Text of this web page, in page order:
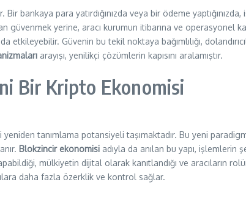
bankaya para yatırdığınızda veya bir ödeme
yerine, aracı kurumun itibarına ve operasyonel
etkileyebilir. Güvenin bu tekil noktaya bağımlılığı,
arayışı, yenilikçi çözümlerin kapısını aralamıştır.
Bir Kripto Ekonomisi
yeniden tanımlama potansiyeli taşımaktadır. Bu yeni
Blokzincir ekonomisi adıyla da anılan bu yapı, işlemlerin
mülkiyetin dijital olarak kanıtlandığı ve aracıların
daha fazla özerklik ve kontrol sağlar.